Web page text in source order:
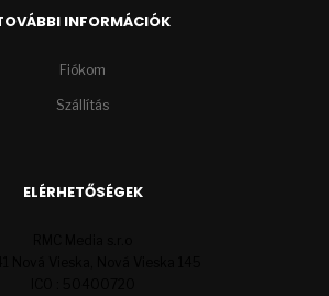
INFORMÁCIÓK
Fiókom
Szállítás
ELÉRHETŐSÉGEK